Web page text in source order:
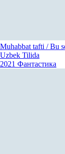
Muhabbat tafti / Bu
Uzbek Tilida
2021 Фантастика